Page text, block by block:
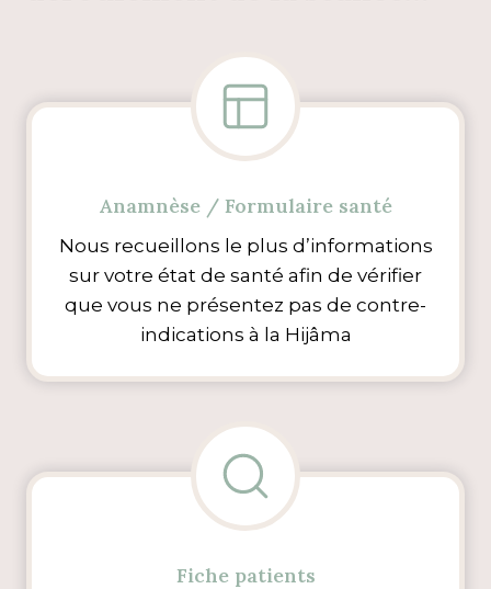
Anamnèse / Formulaire santé
Nous recueillons le plus d’informations
sur votre état de santé afin de vérifier
que vous ne présentez pas de contre-
indications à la Hijâma
Fiche patients